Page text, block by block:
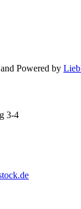
Powered by
3-4